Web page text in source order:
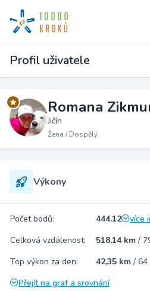
Profil uživatele
Romana
Jičín
Žena / Dospělý
Výkony
Počet bodů: 444.12
více
Celková vzdálenost:
518,14 km /
Top výkon za den:
42,35 km / 64
Přejít na graf a srovnání